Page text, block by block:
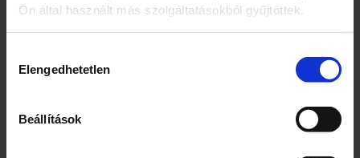
Ön által használt más szolgáltatásokból gyűjtöttek.
kiválasztása
Elengedhetetlen
Beállítások
Egység (szabadon)
Összetevők
Cukor